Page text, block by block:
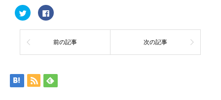
ク
リ
ク
て
Twitter
し
い
ウ
Facebook
で
有
る
に
ク
し
て
前の記事 次の記事